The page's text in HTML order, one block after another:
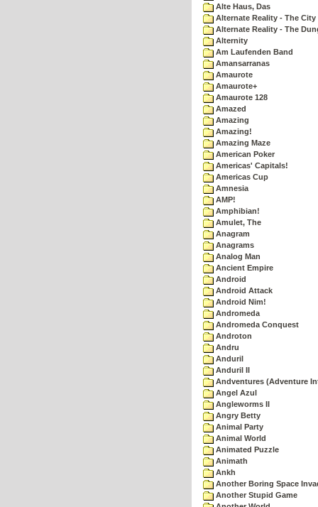
Alte Haus, Das
Alternate Reality - The City
Alternate Reality - The
Alternity
Am Laufenden Band
Amansarranas
Amaurote
Amaurote+
Amaurote 128
Amazed
Amazing
Amazing!
Amazing Maze
American Poker
Americas' Capitals!
Americas Cup
Amnesia
AMP!
Amphibian!
Amulet, The
Anagram
Anagrams
Analog Man
Ancient Empire
Android
Android Attack
Android Nim!
Andromeda
Andromeda Conquest
Androton
Andru
Anduril
Anduril II
Andventures (Adventure
Angel Azul
Angleworms II
Angry Betty
Animal Party
Animal World
Animated Puzzle
Animath
Ankh
Another Boring Space
Another Stupid Game